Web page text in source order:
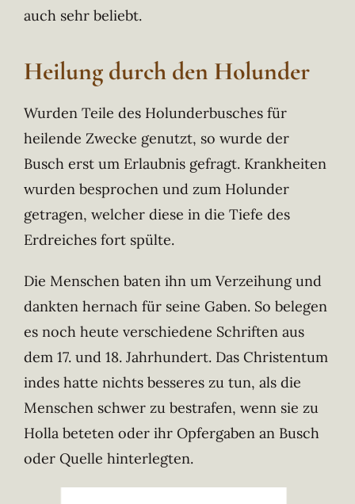
auch sehr beliebt.
Heilung durch den Holunder
Wurden Teile des Holunderbusches für
heilende Zwecke genutzt, so wurde der
Busch erst um Erlaubnis gefragt. Krankheiten
wurden besprochen und zum Holunder
getragen, welcher diese in die Tiefe des
Erdreiches fort spülte.
Die Menschen baten ihn um Verzeihung und
dankten hernach für seine Gaben. So belegen
es noch heute verschiedene Schriften aus
dem 17. und 18. Jahrhundert. Das Christentum
indes hatte nichts besseres zu tun, als die
Menschen schwer zu bestrafen, wenn sie zu
Holla beteten oder ihr Opfergaben an Busch
oder Quelle hinterlegten.